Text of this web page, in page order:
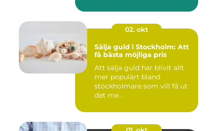
02. okt
Sälja guld i Stockholm: Att
få bästa möjliga pris
Att sälja guld har blivit allt
mer populärt bland
stockholmare som vill få ut
det me...